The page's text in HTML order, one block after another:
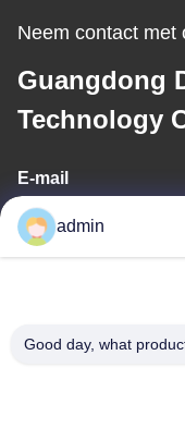
Neem contact met
Guangdong
Technology
E-mail
Adres
admin
Good day, what